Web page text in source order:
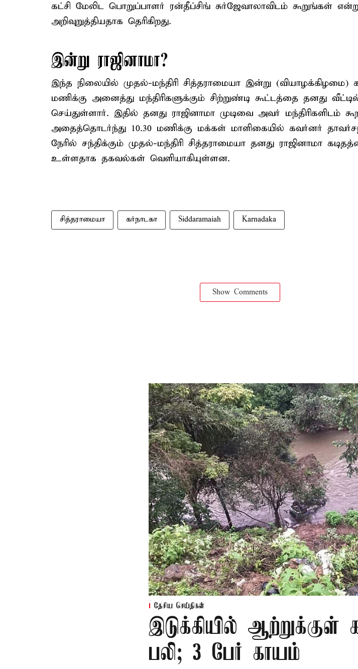
கட்சி மேலிட பொறுப்பாளர் ரன்தீப்சிங் சுர்ஜேவாலாவிடம் கூறுங்கள்
அறிவுறுத்தியதாக தெரிகிறது.
இன்று ராஜினாமா?
இந்த நிலையில் முதல்-மந்திரி சித்தராமையா இன்று (வியாழக்கிழமை)
மணிக்கு அனைத்து மந்திரிகளுக்கும் சிற்றுண்டி கூட்டத்தை தனது
செய்துள்ளார். இதில் தனது ராஜினாமா முடிவை அவர் மந்திரிகளிடம்
அதைத்தொடர்ந்து 10.30 மணிக்கு மக்கள் மாளிகையில் கவர்னர்
நேரில் சந்திக்கும் முதல்-மந்திரி சித்தராமையா தனது ராஜினாமா
உள்ளதாக தகவல்கள் வெளியாகியுள்ளன.
சித்தராமையா கர்நாடகா Siddaramaiah Karnadaka
Show Comments
தேசிய செய்திகள்
இடுக்கியில் ஆற்றுக்குள்
பலி; 3 பேர் காயம்